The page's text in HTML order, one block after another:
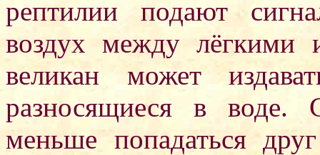
рептилии подают
воздух между лёгкими
великан может
разносящиеся в воде.
меньше попадаться